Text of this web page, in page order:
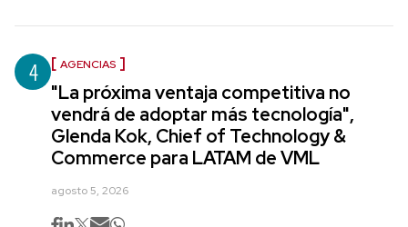
4 AGENCIAS
"La próxima ventaja competitiva no
vendrá de adoptar más tecnología",
Glenda Kok, Chief of Technology &
Commerce para LATAM de VML
agosto 5, 2026